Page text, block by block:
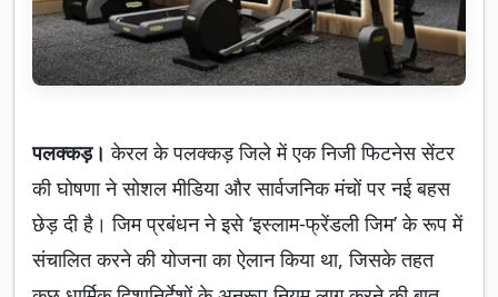
पलक्कड़।केरल के पलक्कड़ जिले में एक निजी फिटनेस सेंटर
की घोषणा ने सोशल मीडिया और सार्वजनिक मंचों पर नई बहस
छेड़ दी है। जिम प्रबंधन ने इसे ‘इस्लाम-फ्रेंडली जिम’ के रूप में
संचालित करने की योजना का ऐलान किया था, जिसके तहत